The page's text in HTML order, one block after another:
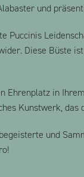
und
Diese Büste
Ehrenplatz in
Kunstwerk,
und